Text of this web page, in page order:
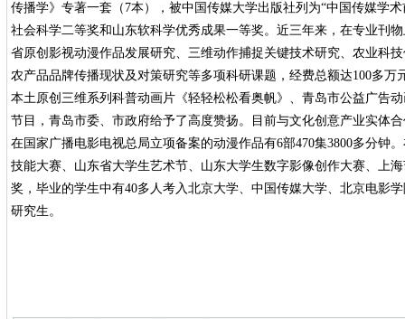
传播学》专著一套（7本），被中国传媒大学出版社列为“中国传媒学
社会科学二等奖和山东软科学优秀成果一等奖。近三年来，在专业刊
省原创影视动漫作品发展研究、三维动作捕捉关键技术研究、农业科
农产品品牌传播现状及对策研究等多项科研课题，经费总额达100多万
本土原创三维系列科普动画片《轻轻松松看奥帆》、青岛市公益广告
节目，青岛市委、市政府给予了高度赞扬。目前与文化创意产业实体
在国家广播电影电视总局立项备案的动漫作品有6部470集3800多分钟
技能大赛、山东省大学生艺术节、山东大学生数字影像创作大赛、上
奖，毕业的学生中有40多人考入北京大学、中国传媒大学、北京电影
研究生。